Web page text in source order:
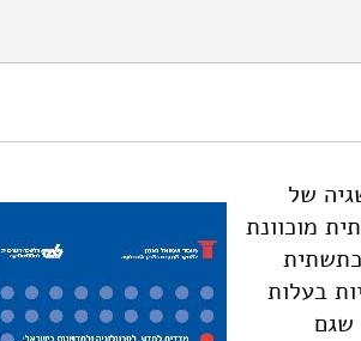
של
מוכוונת
כתשתית
בעלות
שגם